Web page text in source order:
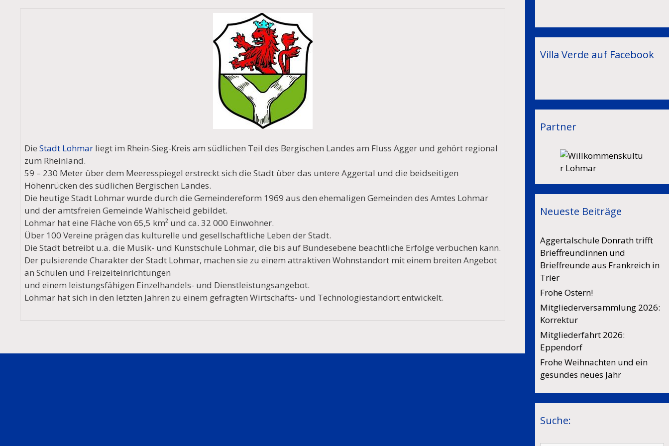
Die Stadt Lohmar liegt im Rhein-Sieg-Kreis am südlichen Teil des Bergischen Landes am Fluss Agger und gehört regional
zum Rheinland.
59 – 230 Meter über dem Meeresspiegel erstreckt sich die Stadt über das untere Aggertal und die beidseitigen
Höhenrücken des südlichen Bergischen Landes.
Die heutige Stadt Lohmar wurde durch die Gemeindereform 1969 aus den ehemaligen Gemeinden des Amtes Lohmar
und der amtsfreien Gemeinde Wahlscheid gebildet.
Lohmar hat eine Fläche von 65,5 km² und ca. 32 000 Einwohner.
Über 100 Vereine prägen das kulturelle und gesellschaftliche Leben der Stadt.
Die Stadt betreibt u.a. die Musik- und Kunstschule Lohmar, die bis auf Bundesebene beachtliche Erfolge verbuchen kann.
Der pulsierende Charakter der Stadt Lohmar, machen sie zu einem attraktiven Wohnstandort mit einem breiten Angebot
an Schulen und Freizeiteinrichtungen
und einem leistungsfähigen Einzelhandels- und Dienstleistungsangebot.
Lohmar hat sich in den letzten Jahren zu einem gefragten Wirtschafts- und Technologiestandort entwickelt.
Villa Verde auf Facebook
Partner
Neueste Beiträge
Aggertalschule Donrath trifft
Brieffreundinnen und
Brieffreunde aus Frankreich in
Trier
Frohe Ostern!
Mitgliederversammlung 2026:
Korrektur
Mitgliederfahrt 2026:
Eppendorf
Frohe Weihnachten und ein
gesundes neues Jahr
Suche: